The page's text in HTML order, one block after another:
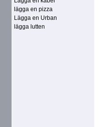
lägga en pizza
Lägga en Urban
lägga lutten